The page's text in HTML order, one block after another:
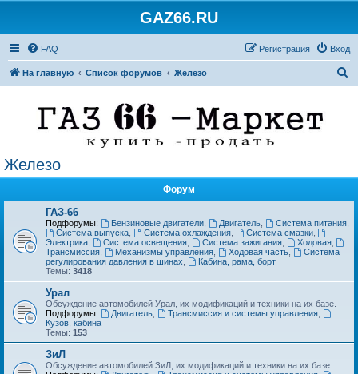
GAZ66.RU
FAQ Вход
Регистрация
На главную Список форумов Железо
Железо
Форум
ГАЗ-66
Подфорумы: Бензиновые двигатели, Двигатель, Система питания,
Система выпуска, Система охлаждения, Система смазки,
Электрика
Система освещения, Система зажигания, Ходовая,
Трансмиссия
Механизмы управления, Ходовая часть,
Система
регулирования давления в шинах
Кабина, рама, борт
Темы: 3418
Урал
Обсуждение автомобилей Урал, их модификаций и техники на их базе.
Подфорумы:
Двигатель, Трансмиссия и системы управления,
Кузов, кабина
Темы: 153
ЗиЛ
Обсуждение автомобилей ЗиЛ, их модификаций и техники на их базе.